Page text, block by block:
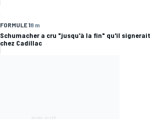
FORMULE 18 m
Schumacher a cru "jusqu'à la fin" qu'il signerait
chez Cadillac